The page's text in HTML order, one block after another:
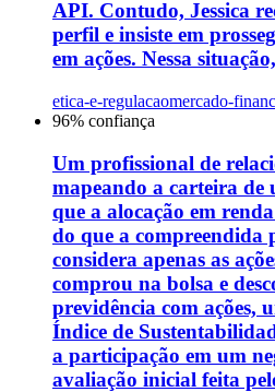
API. Contudo, Jessica
perfil e insiste em
em ações. Nessa
etica-e-regulacaomercado-
96% confiança
Um profissional de
mapeando a carteira de
que a alocação em
do que a compreendida
considera apenas as
comprou na bolsa e
previdência com ações,
Índice de
a participação em um
avaliação inicial feita